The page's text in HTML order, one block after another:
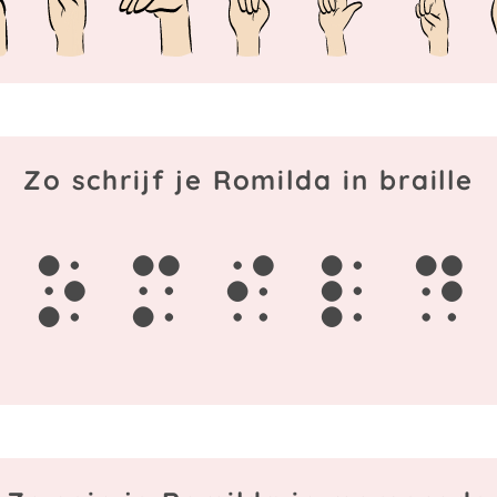
Zo schrijf je Romilda in braille
o m i l d